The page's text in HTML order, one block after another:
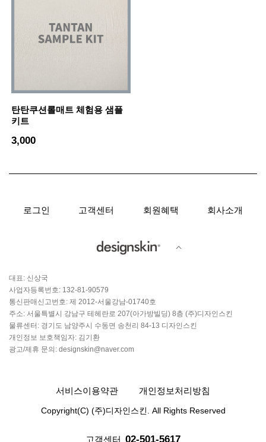
탄탄쿠션롤매트 체험용 샘플
키트
3,000
로그인 고객센터 회원혜택 회사소개
대표: 신상국
사업자등록번호: 132-81-90579
통신판매신고번호: 제 2012-서울강남-01740호
주소: 서울특별시 강남구 테헤란로 207(아가방빌딩) 8층 (주)디자인스킨
물류센터: 경기도 남양주시 수동면 송천리 84-13 디자인스킨
개인정보 보호책임자: 김기환
광고/제휴 문의: designskin@naver.com
서비스이용약관 개인정보처리방침
Copyright(C) (주)디자인스킨. All Rights Reserved
고객센터 02-501-5617